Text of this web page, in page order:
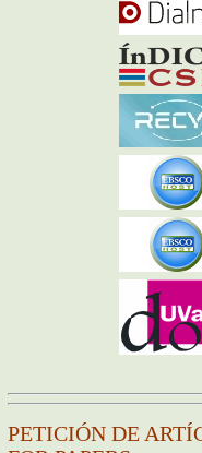
PETICIÓN DE